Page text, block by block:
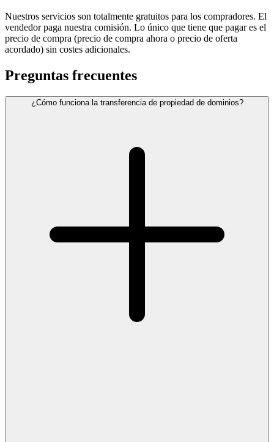
Nuestros servicios son totalmente gratuitos para los compradores. El
vendedor paga nuestra comisión. Lo único que tiene que pagar es el
precio de compra (precio de compra ahora o precio de oferta
acordado) sin costes adicionales.
Preguntas frecuentes
¿Cómo funciona la transferencia de propiedad de dominios?